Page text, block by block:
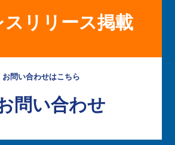
スリリース掲載
お問い合わせはこちら
問い合わせ